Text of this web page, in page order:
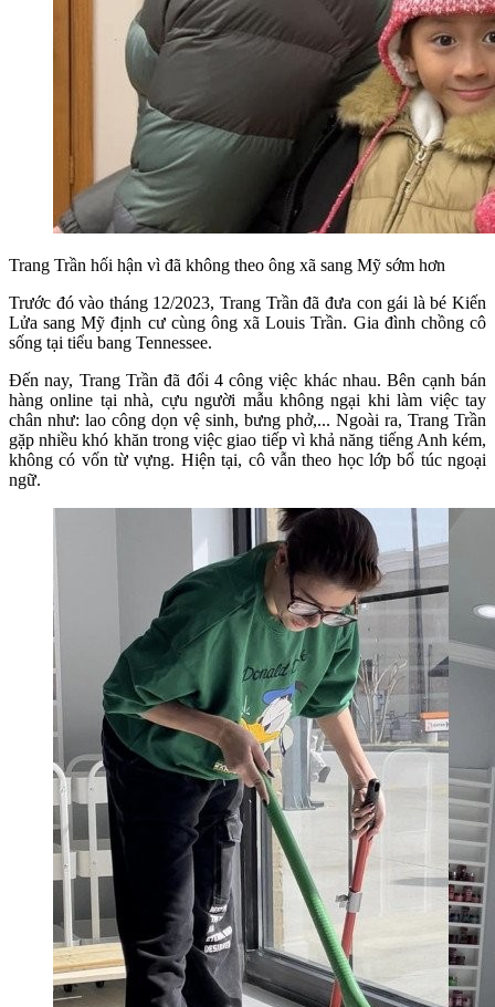
Trang Trần hối hận vì đã không theo ông xã sang Mỹ sớm hơn
Trước đó vào tháng 12/2023, Trang Trần đã đưa con gái là bé Kiến
Lửa sang Mỹ định cư cùng ông xã Louis Trần. Gia đình chồng cô
sống tại tiểu bang Tennessee.
Đến nay, Trang Trần đã đổi 4 công việc khác nhau. Bên cạnh bán
hàng online tại nhà, cựu người mẫu không ngại khi làm việc tay
chân như: lao công dọn vệ sinh, bưng phở,... Ngoài ra, Trang Trần
gặp nhiều khó khăn trong việc giao tiếp vì khả năng tiếng Anh kém,
không có vốn từ vựng. Hiện tại, cô vẫn theo học lớp bổ túc ngoại
ngữ.